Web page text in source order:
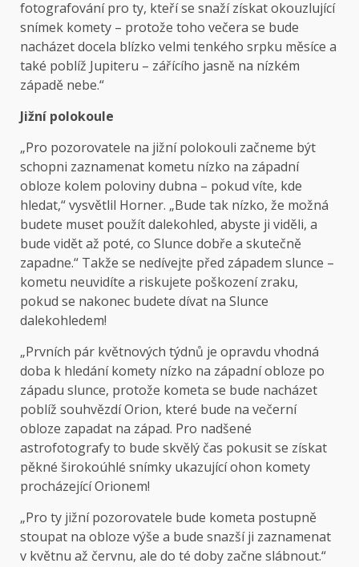
fotografování pro ty, kteří se snaží získat okouzlující
snímek komety – protože toho večera se bude
nacházet docela blízko velmi tenkého srpku měsíce a
také poblíž Jupiteru – zářícího jasně na nízkém
západě nebe.“
Jižní polokoule
„Pro pozorovatele na jižní polokouli začneme být
schopni zaznamenat kometu nízko na západní
obloze kolem poloviny dubna – pokud víte, kde
hledat,“ vysvětlil Horner. „Bude tak nízko, že možná
budete muset použít dalekohled, abyste ji viděli, a
bude vidět až poté, co Slunce dobře a skutečně
zapadne.“ Takže se nedívejte před západem slunce –
kometu neuvidíte a riskujete poškození zraku,
pokud se nakonec budete dívat na Slunce
dalekohledem!
„Prvních pár květnových týdnů je opravdu vhodná
doba k hledání komety nízko na západní obloze po
západu slunce, protože kometa se bude nacházet
poblíž souhvězdí Orion, které bude na večerní
obloze zapadat na západ. Pro nadšené
astrofotografy to bude skvělý čas pokusit se získat
pěkné širokoúhlé snímky ukazující ohon komety
procházející Orionem!
„Pro ty jižní pozorovatele bude kometa postupně
stoupat na obloze výše a bude snazší ji zaznamenat
v květnu až červnu, ale do té doby začne slábnout.“